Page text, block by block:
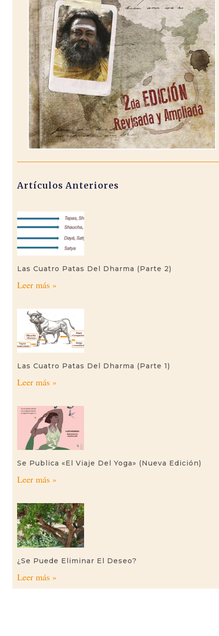
Artículos Anteriores
Las Cuatro Patas Del Dharma (parte 2)
Leer más »
Las Cuatro Patas Del Dharma (parte 1)
Leer más »
Se Publica «El Viaje Del Yoga» (nueva Edición)
Leer más »
¿Se Puede Eliminar El Deseo?
Leer más »